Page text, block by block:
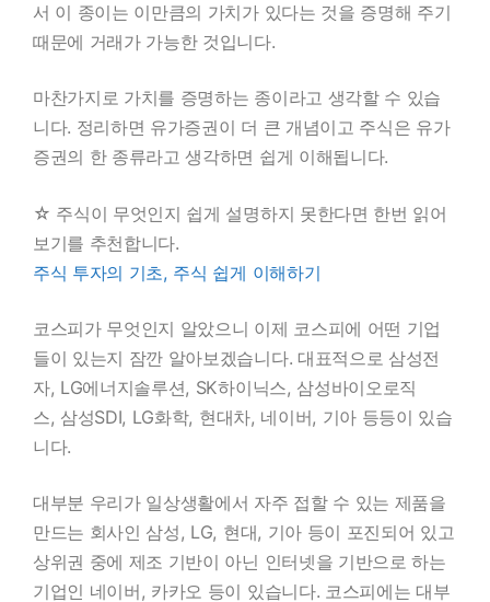
서 이 종이는 이만큼의 가치가 있다는 것을 증명해 주기
때문에 거래가 가능한 것입니다.
마찬가지로 가치를 증명하는 종이라고 생각할 수 있습
니다. 정리하면 유가증권이 더 큰 개념이고 주식은 유가
증권의 한 종류라고 생각하면 쉽게 이해됩니다.
☆ 주식이 무엇인지 쉽게 설명하지 못한다면 한번 읽어
보기를 추천합니다.
주식 투자의 기초, 주식 쉽게 이해하기
코스피가 무엇인지 알았으니 이제 코스피에 어떤 기업
들이 있는지 잠깐 알아보겠습니다. 대표적으로 삼성전
자, LG에너지솔루션, SK하이닉스, 삼성바이오로직
스, 삼성SDI, LG화학, 현대차, 네이버, 기아 등등이 있습
니다.
대부분 우리가 일상생활에서 자주 접할 수 있는 제품을
만드는 회사인 삼성, LG, 현대, 기아 등이 포진되어 있고
상위권 중에 제조 기반이 아닌 인터넷을 기반으로 하는
기업인 네이버, 카카오 등이 있습니다. 코스피에는 대부